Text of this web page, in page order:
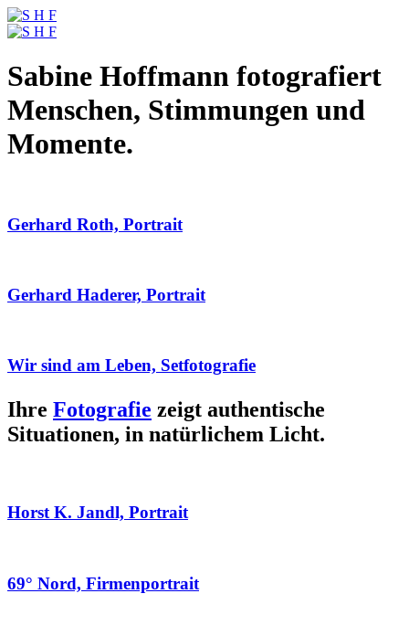
Sabine Hoffmann fotografiert
Menschen, Stimmungen und
Momente.
Gerhard Roth, Portrait
Gerhard Haderer, Portrait
Wir sind am Leben, Setfotografie
Ihre Fotografie zeigt authentische
Situationen, in natürlichem Licht.
Horst K. Jandl, Portrait
69° Nord, Firmenportrait